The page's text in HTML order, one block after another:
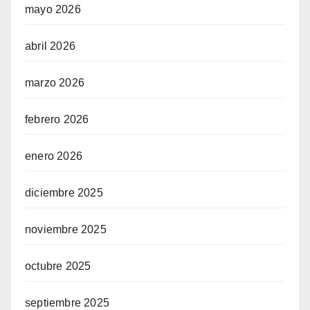
mayo 2026
abril 2026
marzo 2026
febrero 2026
enero 2026
diciembre 2025
noviembre 2025
octubre 2025
septiembre 2025